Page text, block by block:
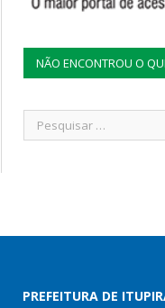
NÃO ENCONTROU O
PREFEITURA DE